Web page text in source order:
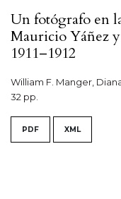
Un fotógrafo en
Mauricio Yáñez
1911–1912
William F. Manger,
32 pp.
PDF XML